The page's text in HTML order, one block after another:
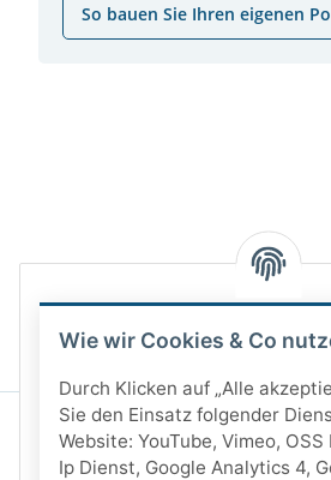
So bauen Sie Ihren eigenen
Wie wir Cookies & Co
Durch Klicken auf „Alle
Sie den Einsatz folgender
Website: YouTube, Vimeo,
Ip Dienst, Google Analytics 4,